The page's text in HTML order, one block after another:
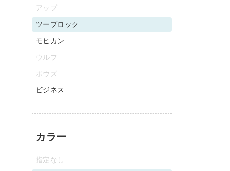
アップ
ツーブロック
モヒカン
ウルフ
ボウズ
ビジネス
カラー
指定なし